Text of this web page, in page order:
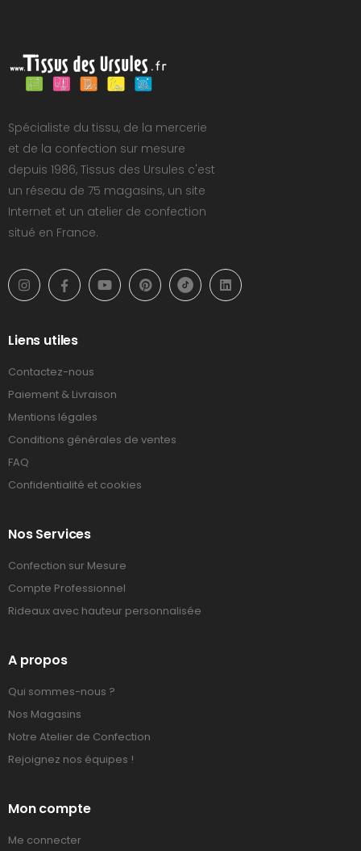
Spécialiste du tissu, de la mercerie
et de la confection sur mesure
depuis 1986, Tissus des Ursules c'est
un réseau de 75 magasins, un site
Internet et un atelier de confection
situé en France.
Liens utiles
Contactez-nous
Paiement & Livraison
Mentions légales
Conditions générales de ventes
FAQ
Confidentialité et cookies
Nos Services
Confection sur Mesure
Compte Professionnel
Rideaux avec hauteur personnalisée
A propos
Qui sommes-nous ?
Nos Magasins
Notre Atelier de Confection
Rejoignez nos équipes !
Mon compte
Me connecter